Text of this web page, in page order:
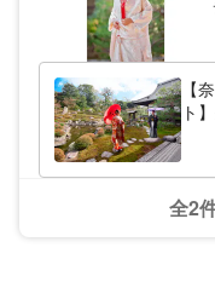
【
ト
全2